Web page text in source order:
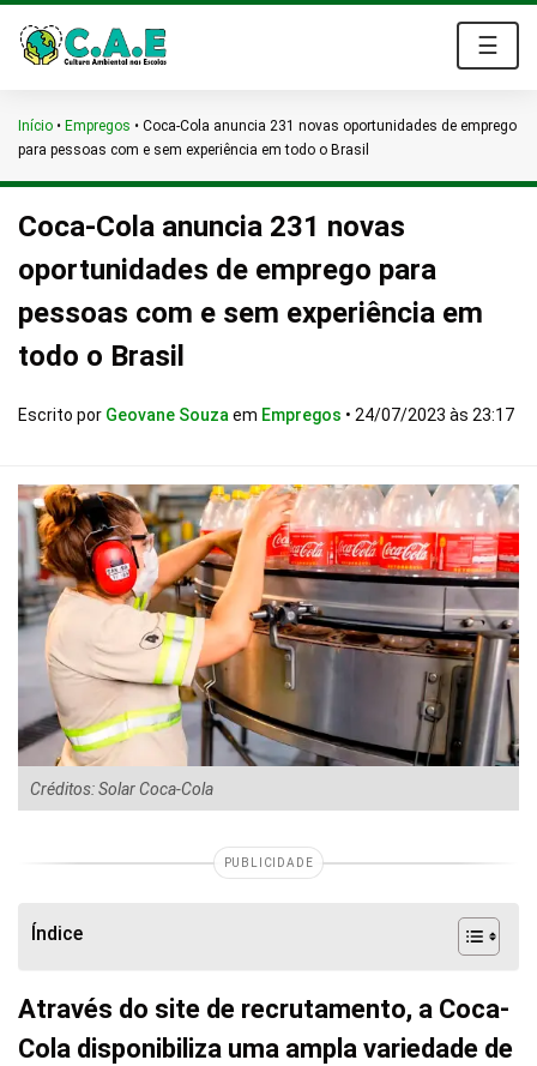
☰
Início • Empregos • Coca-Cola anuncia 231 novas oportunidades de emprego
para pessoas com e sem experiência em todo o Brasil
Coca-Cola anuncia 231 novas
oportunidades de emprego para
pessoas com e sem experiência em
todo o Brasil
Escrito por Geovane Souza em Empregos • 24/07/2023 às 23:17
Créditos: Solar Coca-Cola
PUBLICIDADE
Índice
Através do site de recrutamento, a Coca-
Cola disponibiliza uma ampla variedade de